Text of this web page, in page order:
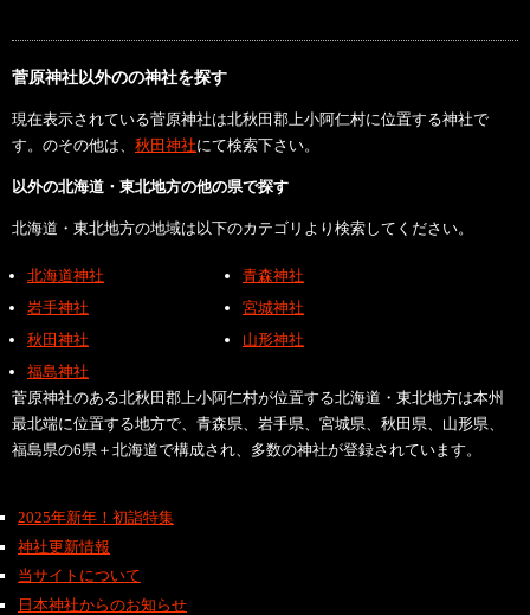
菅原神社以外のの神社を探す
現在表示されている菅原神社は北秋田郡上小阿仁村に位置する神社で
す。のその他は、 秋田神社にて検索下さい。
以外の北海道・東北地方の他の県で探す
北海道・東北地方の地域は以下のカテゴリより検索してください。
北海道神社
青森神社
岩手神社
宮城神社
秋田神社
山形神社
福島神社
菅原神社のある北秋田郡上小阿仁村が位置する北海道・東北地方は本州
最北端に位置する地方で、青森県、岩手県、宮城県、秋田県、山形県、
福島県の6県＋北海道で構成され、多数の神社が登録されています。
2025年新年！初詣特集
神社更新情報
当サイトについて
日本神社からのお知らせ